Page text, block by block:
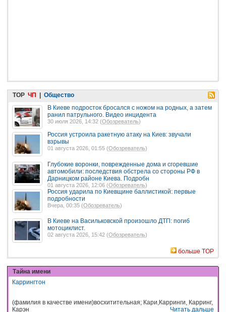
TOP ЧП | Общество
В Киеве подросток бросался с ножом на родных, а затем
ранил патрульного. Видео инцидента
30 июля 2026, 14:32 (Обозреватель)
Россия устроила ракетную атаку на Киев: звучали
взрывы
01 августа 2026, 01:55 (Обозреватель)
Глубокие воронки, поврежденные дома и сгоревшие
автомобили: последствия обстрела со стороны РФ в
Дарницком районе Киева. Подробн
01 августа 2026, 12:06 (Обозреватель)
Россия ударила по Киевщине баллистикой: первые
подробности
Вчера, 00:35 (Обозреватель)
В Киеве на Васильковской произошло ДТП: погиб
мотоциклист.
02 августа 2026, 15:42 (Обозреватель)
больше TOP
Тайна имени
Каррингтон
(фамилия в качестве имени)восхитительная; Кари,Карринги, Карринг,
Карэн
Читать дальше